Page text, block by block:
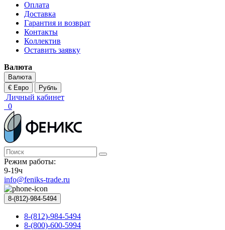
Оплата
Доставка
Гарантия и возврат
Контакты
Коллектив
Оставить заявку
Валюта
Валюта
€ Евро
Рубль
Личный кабинет
0
Режим работы:
9-19ч
info@feniks-trade.ru
8-(812)-984-5494
8-(812)-984-5494
8-(800)-600-5994